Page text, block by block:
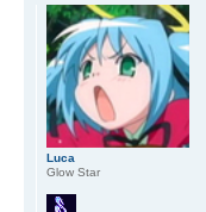
Luca
Glow Star